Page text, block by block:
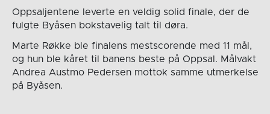
Oppsaljentene leverte en veldig solid finale, der de
fulgte Byåsen bokstavelig talt til døra.
Marte Røkke ble finalens mestscorende med 11 mål,
og hun ble kåret til banens beste på Oppsal. Målvakt
Andrea Austmo Pedersen mottok samme utmerkelse
på Byåsen.